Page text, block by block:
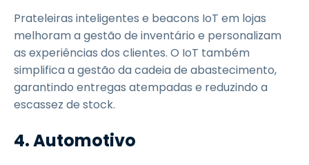
Prateleiras inteligentes e beacons IoT em lojas
melhoram a gestão de inventário e personalizam
as experiências dos clientes. O IoT também
simplifica a gestão da cadeia de abastecimento,
garantindo entregas atempadas e reduzindo a
escassez de stock.
4. Automotivo